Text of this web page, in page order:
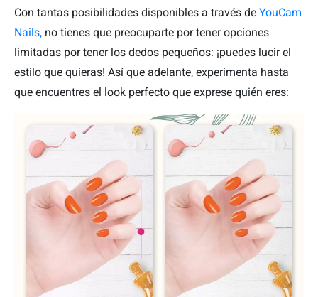
Con tantas posibilidades disponibles a través de YouCam
Nails, no tienes que preocuparte por tener opciones
limitadas por tener los dedos pequeños: ¡puedes lucir el
estilo que quieras! Así que adelante, experimenta hasta
que encuentres el look perfecto que exprese quién eres: